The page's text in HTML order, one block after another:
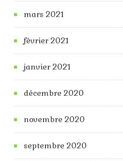
mars 2021
février 2021
janvier 2021
décembre 2020
novembre 2020
septembre 2020